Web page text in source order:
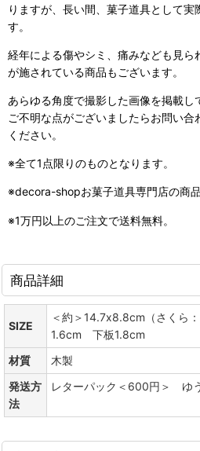
りますが、長い間、菓子道具として
す。
経年による傷やシミ、痛みなども見ら
が施されている商品もございます。
あらゆる角度で撮影した画像を掲載し
ご不明な点がございましたらお問い
ください。
※全て1点限りのものとなります。
※decora-shopお菓子道具専門店の商品
※1万円以上のご注文で送料無料。
商品詳細
SIZE
＜約＞14.7x8.8cm（さくら
1.6cm 下板1.8cm
材質
木製
発送方
法
レターパック＜600円＞ ゆ